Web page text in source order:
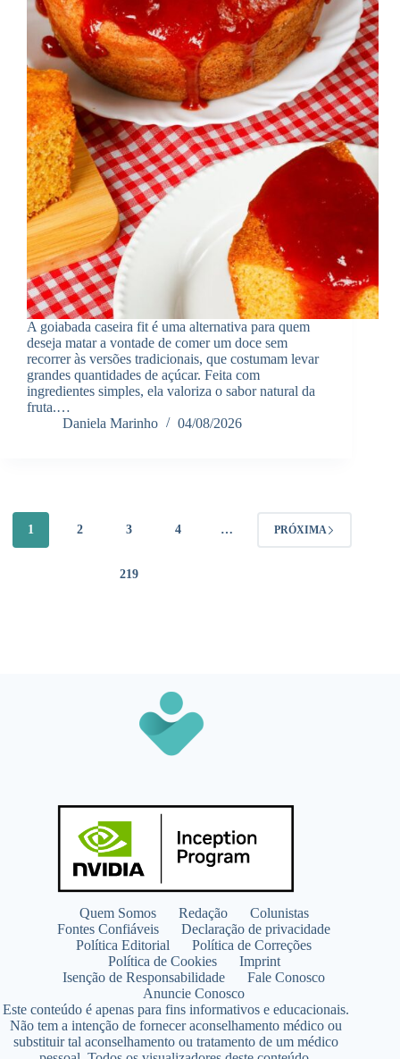
A goiabada caseira fit é uma alternativa para quem
deseja matar a vontade de comer um doce sem
recorrer às versões tradicionais, que costumam levar
grandes quantidades de açúcar. Feita com
ingredientes simples, ela valoriza o sabor natural da
fruta.…
Daniela Marinho
04/08/2026
1 2 3 4 …
219
PRÓXIMA
Quem Somos Redação
Colunistas
Fontes Confiáveis
Declaração de privacidade
Política Editorial
Política de Correções
Política de Cookies
Imprint
Isenção de Responsabilidade
Fale Conosco
Anuncie Conosco
Este conteúdo é apenas para fins informativos e educacionais.
Não tem a intenção de fornecer aconselhamento médico ou
substituir tal aconselhamento ou tratamento de um médico